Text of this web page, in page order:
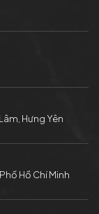
Hưng Yên
Hồ Chí Minh